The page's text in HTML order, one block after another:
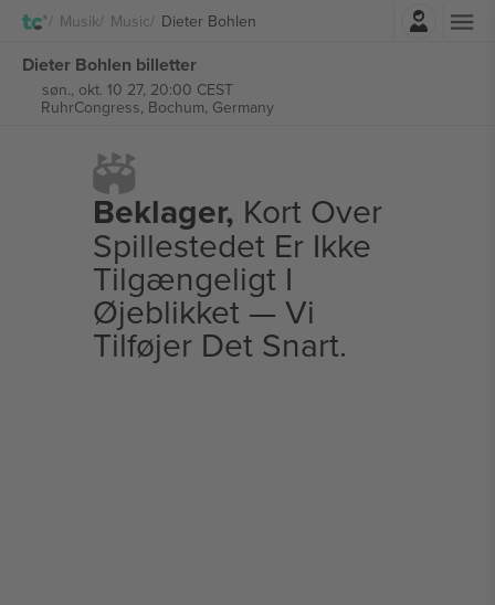
Musik Music Dieter Bohlen
Dieter Bohlen billetter
søn., okt. 10 27, 20:00 CEST
RuhrCongress, Bochum, Germany
Beklager, Kort Over
Spillestedet Er Ikke
Tilgængeligt I
Øjeblikket — Vi
Tilføjer Det Snart.